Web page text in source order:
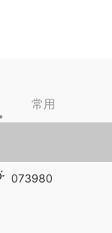
常用
073980